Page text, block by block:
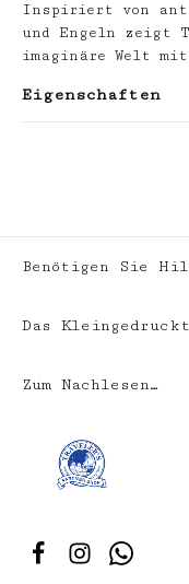
Inspiriert von
und Engeln zeigt
imaginäre Welt mit
Eigenschaften
Benötigen Sie
Das
Zum Nachlesen…